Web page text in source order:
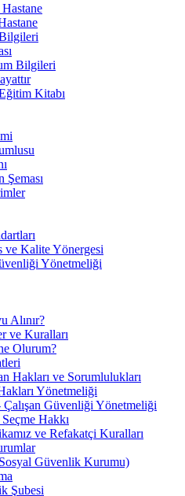
Bilgileri
Kitabı
ve Kalite Yönergesi
Yönetmeliği
Alınır?
ve Kuralları
Olurum?
Hakları ve Sorumlulukları
Yönetmeliği
Çalışan Güvenliği Yönetmeliği
Hakkı
ve Refakatçi Kuralları
Güvenlik Kurumu)
Şubesi